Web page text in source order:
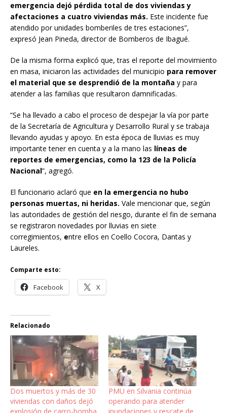
emergencia dejó pérdida total de dos viviendas y
afectaciones a cuatro viviendas más. Este incidente fue
atendido por unidades bomberiles de tres estaciones”,
expresó Jean Pineda, director de Bomberos de Ibagué.
De la misma forma explicó que, tras el reporte del movimiento
en masa, iniciaron las actividades del municipio para remover
el material que se desprendió de la montaña y para
atender a las familias que resultaron damnificadas.
“Se ha llevado a cabo el proceso de despejar la vía por parte
de la Secretaría de Agricultura y Desarrollo Rural y se trabaja
llevando ayudas y apoyo. En esta época de lluvias es muy
importante tener en cuenta y a la mano las líneas de
reportes de emergencias, como la 123 de la Policía
Nacional”, agregó.
El funcionario aclaró que en la emergencia no hubo
personas muertas, ni heridas. Vale mencionar que, según
las autoridades de gestión del riesgo, durante el fin de semana
se registraron novedades por lluvias en siete
corregimientos, entre ellos en Coello Cocora, Dantas y
Laureles.
Comparte esto:
Facebook X
Relacionado
Dos muertos y más de 30
viviendas con daños dejó
PMU en Silvania continúa
operando para atender